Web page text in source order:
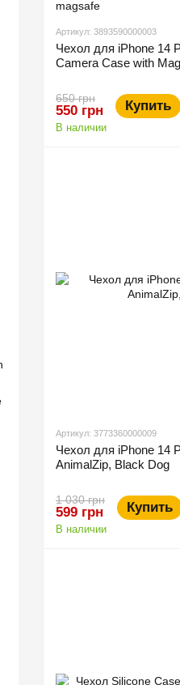
Артикул: 3893590000003
Чехол для iPhone 14
Camera Case with
650 грн
550 грн Купить
В наличии
Артикул: 3773360000009
Чехол для iPhone 14
AnimalZip, Black Dog
1 030 грн
599 грн Купить
В наличии